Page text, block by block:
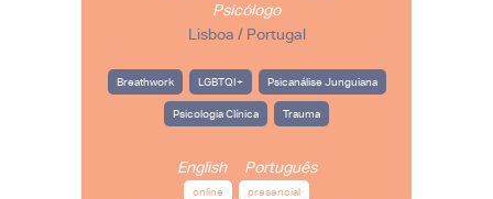
Psicólogo
Lisboa / Portugal
Breathwork LGBTQI+ Psicanálise Junguiana
Psicologia Clínica Trauma
English Português
online presencial